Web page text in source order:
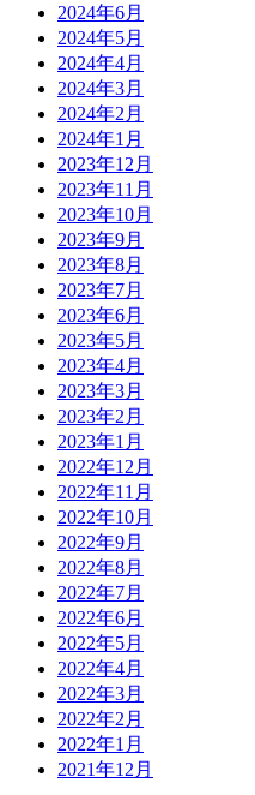
2024年6月
2024年5月
2024年4月
2024年3月
2024年2月
2024年1月
2023年12月
2023年11月
2023年10月
2023年9月
2023年8月
2023年7月
2023年6月
2023年5月
2023年4月
2023年3月
2023年2月
2023年1月
2022年12月
2022年11月
2022年10月
2022年9月
2022年8月
2022年7月
2022年6月
2022年5月
2022年4月
2022年3月
2022年2月
2022年1月
2021年12月